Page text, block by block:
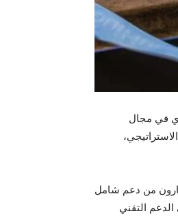
في مجال
الاستراتيجي،
من دعم شامل
على الدعم التقني